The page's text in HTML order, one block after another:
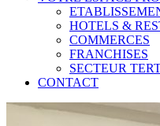
HOTELS &
COMMERCES
FRANCHISES
SECTEUR
CONTACT